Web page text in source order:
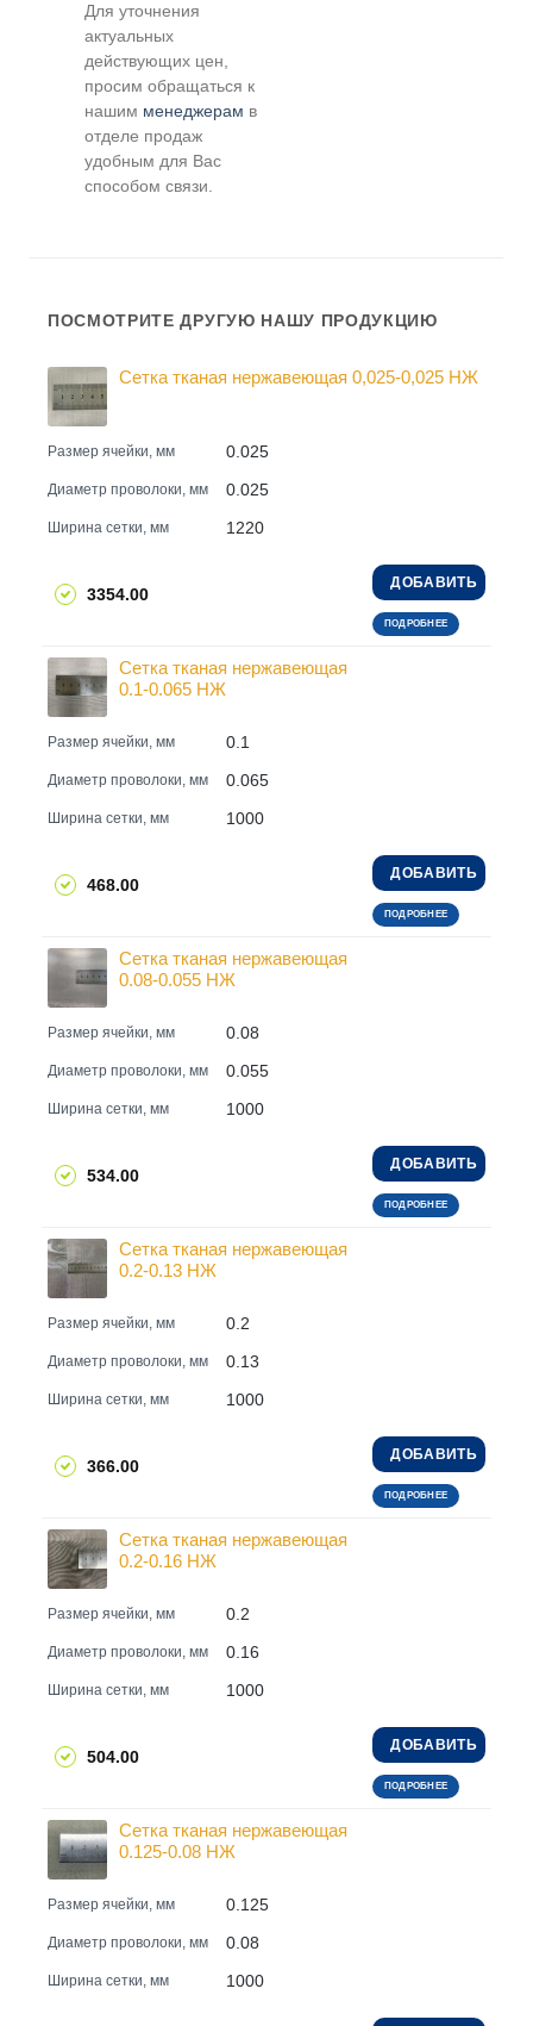
Для уточнения
актуальных
действующих цен,
просим обращаться к
нашим менеджерам в
отделе продаж
удобным для Вас
способом связи.
ПОСМОТРИТЕ ДРУГУЮ НАШУ ПРОДУКЦИЮ
Сетка тканая нержавеющая 0,025-0,025 НЖ
Размер ячейки, мм 0.025
Диаметр проволоки, мм 0.025
Ширина сетки, мм 1220
3354.00
ДОБАВИТЬ
ПОДРОБНЕЕ
Сетка тканая нержавеющая
0.1-0.065 НЖ
Размер ячейки, мм 0.1
Диаметр проволоки, мм 0.065
Ширина сетки, мм 1000
468.00
ДОБАВИТЬ
ПОДРОБНЕЕ
Сетка тканая нержавеющая
0.08-0.055 НЖ
Размер ячейки, мм 0.08
Диаметр проволоки, мм 0.055
Ширина сетки, мм 1000
534.00
ДОБАВИТЬ
ПОДРОБНЕЕ
Сетка тканая нержавеющая
0.2-0.13 НЖ
Размер ячейки, мм 0.2
Диаметр проволоки, мм 0.13
Ширина сетки, мм 1000
366.00
ДОБАВИТЬ
ПОДРОБНЕЕ
Сетка тканая нержавеющая
0.2-0.16 НЖ
Размер ячейки, мм 0.2
Диаметр проволоки, мм 0.16
Ширина сетки, мм 1000
504.00
ДОБАВИТЬ
ПОДРОБНЕЕ
Сетка тканая нержавеющая
0.125-0.08 НЖ
Размер ячейки, мм 0.125
Диаметр проволоки, мм 0.08
Ширина сетки, мм 1000